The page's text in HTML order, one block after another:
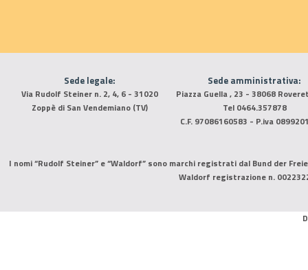
Sede legale:
Via Rudolf Steiner n. 2, 4, 6 - 31020
Zoppè di San Vendemiano (TV)
Sede amministrativa:
Piazza Guella , 23 - 38068
Tel 0464.357878
C.F. 97086160583 - P.iva
I nomi “Rudolf Steiner” e “Waldorf” sono marchi registrati dal Bund der
Waldorf registrazione n.